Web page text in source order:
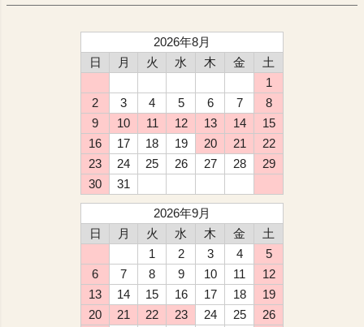
2026年8月
日
月 火 水 木 金
土
1
2
3 4 5 6 7
8
9
10 11 12 13 14
15
16
17 18 19 20 21
22
23
24 25 26 27 28
29
30
31
2026年9月
日
月 火 水 木 金
土
1
2 3 4
5
6
7 8 9 10 11
12
13
14 15 16 17 18
19
20
21 22 23 24 25
26